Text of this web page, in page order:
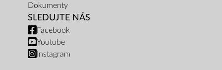
Dokumenty
SLEDUJTE NÁS
Facebook
Youtube
Instagram